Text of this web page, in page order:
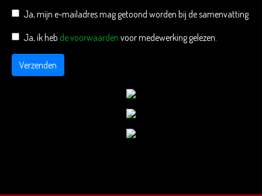
Ja, mijn e-mailadres mag getoond worden bij de samenvatting
Ja, ik heb de voorwaarden voor medewerking gelezen.
Verzenden